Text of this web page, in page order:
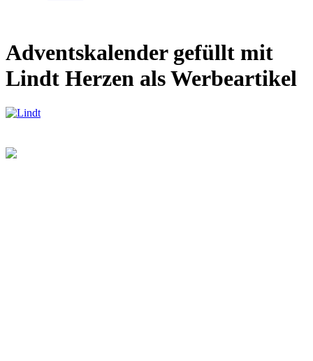
Adventskalender gefüllt mit
Lindt Herzen als Werbeartikel